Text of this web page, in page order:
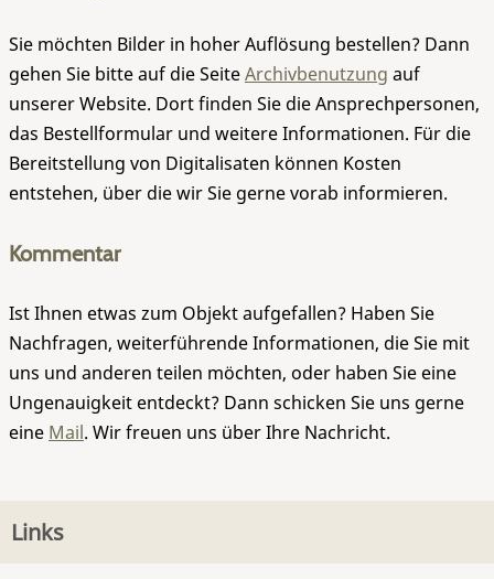
Sie möchten Bilder in hoher Auflösung bestellen? Dann
gehen Sie bitte auf die SeiteArchivbenutzung auf
unserer Website. Dort finden Sie die Ansprechpersonen,
das Bestellformular und weitere Informationen. Für die
Bereitstellung von Digitalisaten können Kosten
entstehen, über die wir Sie gerne vorab informieren.
Kommentar
Ist Ihnen etwas zum Objekt aufgefallen? Haben Sie
Nachfragen, weiterführende Informationen, die Sie mit
uns und anderen teilen möchten, oder haben Sie eine
Ungenauigkeit entdeckt? Dann schicken Sie uns gerne
eine Mail. Wir freuen uns über Ihre Nachricht.
Links